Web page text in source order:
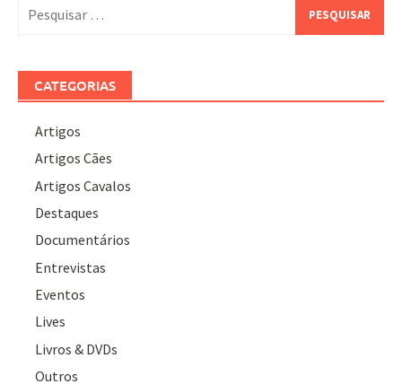
por:
CATEGORIAS
Artigos
Artigos Cães
Artigos Cavalos
Destaques
Documentários
Entrevistas
Eventos
Lives
Livros & DVDs
Outros